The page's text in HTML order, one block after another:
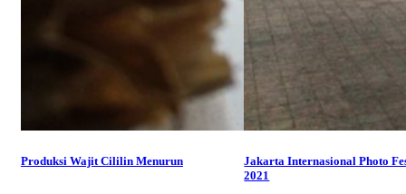
Produksi Wajit Cililin Menurun
Jakarta Internasional Photo
2021